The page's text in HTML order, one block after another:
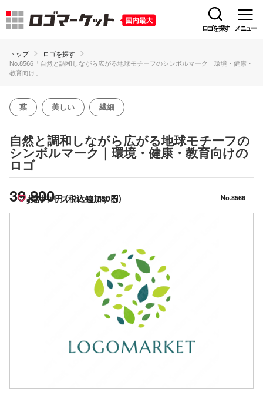
ロゴを探す メニュー
トップ
ロゴを探す
No.8566「自然と調和しながら広がる地球モチーフのシンボルマーク｜環境・健康・
教育向け」
葉 美しい 繊細
自然と調和しながら広がる地球モチーフの
シンボルマーク｜環境・健康・教育向けの
ロゴ
39,800円(税込43,780円)
検討中リストに追加する No.8566